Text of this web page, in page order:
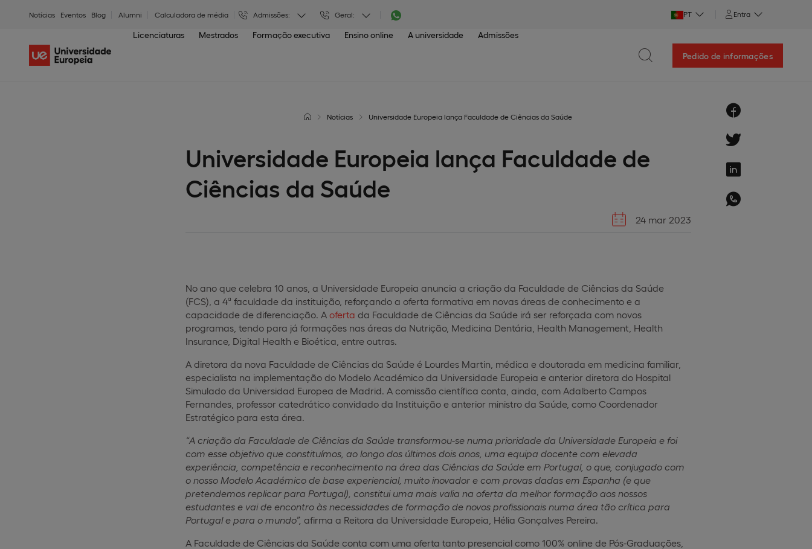
Notícias Eventos Blog Alumni Calculadora de média Admissões: Geral: PT Entra
Licenciaturas Mestrados Formação executiva Ensino online A universidade Admissões
Pedido de informações
Notícias Universidade Europeia lança Faculdade de Ciências da Saúde
Universidade Europeia lança Faculdade de
Ciências da Saúde
24 mar 2023
No ano que celebra 10 anos, a Universidade Europeia anuncia a criação da Faculdade de Ciências da Saúde
(FCS), a 4ª faculdade da instituição, reforçando a oferta formativa em novas áreas de conhecimento e a
capacidade de diferenciação. A oferta da Faculdade de Ciências da Saúde irá ser reforçada com novos
programas, tendo para já formações nas áreas da Nutrição, Medicina Dentária, Health Management, Health
Insurance, Digital Health e Bioética, entre outras.
A diretora da nova Faculdade de Ciências da Saúde é Lourdes Martin, médica e doutorada em medicina familiar,
especialista na implementação do Modelo Académico da Universidade Europeia e anterior diretora do Hospital
Simulado da Universidad Europea de Madrid. A comissão científica conta, ainda, com Adalberto Campos
Fernandes, professor catedrático convidado da Instituição e anterior ministro da Saúde, como Coordenador
Estratégico para esta área.
“A criação da Faculdade de Ciências da Saúde transformou-se numa prioridade da Universidade Europeia e foi
com esse objetivo que constituímos, ao longo dos últimos dois anos, uma equipa docente com elevada
experiência, competência e reconhecimento na área das Ciências da Saúde em Portugal, o que, conjugado com
o nosso Modelo Académico de base experiencial, muito inovador e com provas dadas em Espanha (e que
pretendemos replicar para Portugal), constitui uma mais valia na oferta da melhor formação aos nossos
estudantes e vai de encontro às necessidades de formação de novos profissionais numa área tão crítica para
Portugal e para o mundo”, afirma a Reitora da Universidade Europeia, Hélia Gonçalves Pereira.
A Faculdade de Ciências da Saúde conta com uma oferta tanto presencial como 100% online de Pós-Graduações,